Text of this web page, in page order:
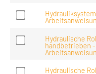
Hydraulische
handbetrieben
Hydraulische